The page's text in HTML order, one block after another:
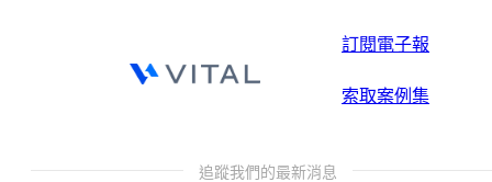
訂閱電子報
索取案例集
追蹤我們的最新消息